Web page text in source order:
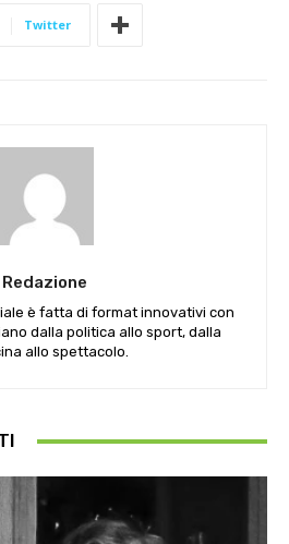
Twitter
Redazione
è fatta di format innovativi con
dalla politica allo sport, dalla
allo spettacolo.